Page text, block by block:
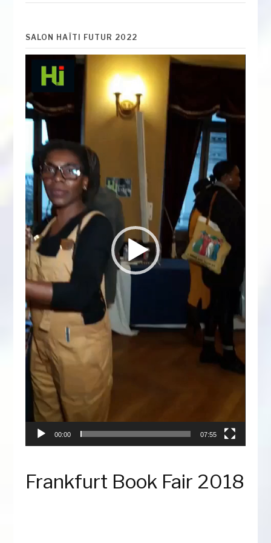
SALON HAÏTI FUTUR 2022
00:00 07:55
Frankfurt Book Fair 2018